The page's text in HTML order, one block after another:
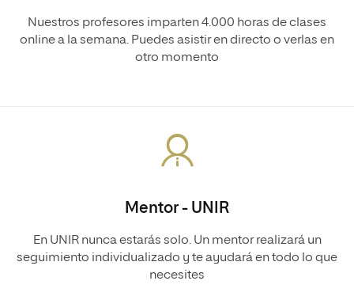
Nuestros profesores imparten 4.000 horas de clases
online a la semana. Puedes asistir en directo o verlas en
otro momento
Mentor - UNIR
En UNIR nunca estarás solo. Un mentor realizará un
seguimiento individualizado y te ayudará en todo lo que
necesites